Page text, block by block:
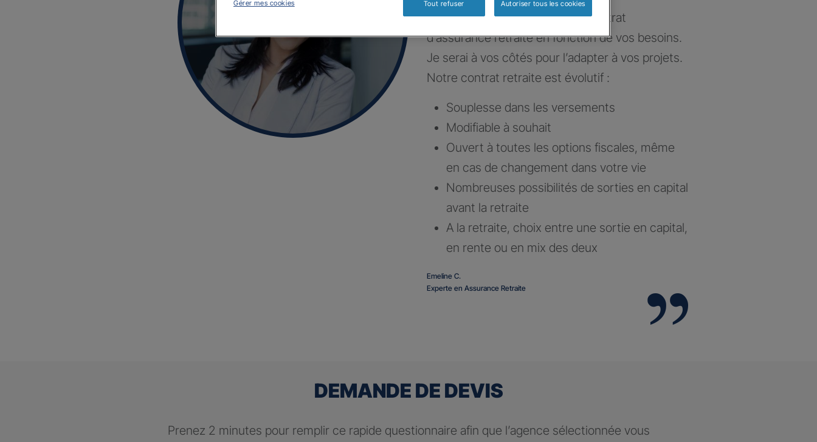
Construisons ensemble votre contrat
d’assurance retraite en fonction de vos besoins.
Je serai à vos côtés pour l’adapter à vos projets.
Notre contrat retraite est évolutif :
Souplesse dans les versements
Modifiable à souhait
Ouvert à toutes les options fiscales, même
en cas de changement dans votre vie
Nombreuses possibilités de sorties en capital
avant la retraite
A la retraite, choix entre une sortie en capital,
en rente ou en mix des deux
Emeline C.
Experte en Assurance Retraite
DEMANDE DE DEVIS
Prenez 2 minutes pour remplir ce rapide questionnaire afin que l’agence sélectionnée vous
Gérer mes cookies Tout refuser Autoriser tous les cookies